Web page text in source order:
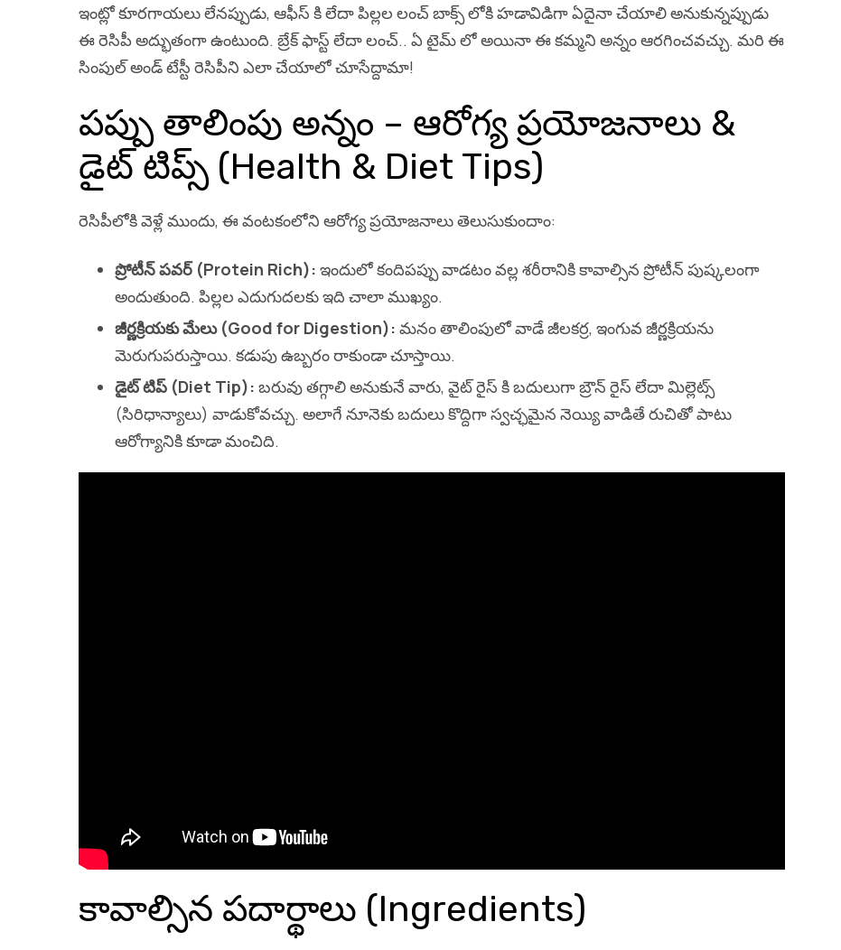
ఇంట్లో కూరగాయలు లేనప్పుడు, ఆఫీస్ కి లేదా పిల్లల లంచ్ బాక్స్ లోకి హడావిడిగా ఏదైనా చేయాలి అనుకున్నప్పుడు
ఈ రెసిపీ అద్భుతంగా ఉంటుంది. బ్రేక్ ఫాస్ట్ లేదా లంచ్.. ఏ టైమ్ లో అయినా ఈ కమ్మని అన్నం ఆరగించవచ్చు. మరి ఈ
సింపుల్ అండ్ టేస్టీ రెసిపీని ఎలా చేయాలో చూసేద్దామా!
పప్పు తాలింపు అన్నం – ఆరోగ్య ప్రయోజనాలు &
డైట్ టిప్స్ (Health & Diet Tips)
రెసిపీలోకి వెళ్లే ముందు, ఈ వంటకంలోని ఆరోగ్య ప్రయోజనాలు తెలుసుకుందాం:
ప్రోటీన్ పవర్ (Protein Rich): ఇందులో కందిపప్పు వాడటం వల్ల శరీరానికి కావాల్సిన ప్రోటీన్ పుష్కలంగా
అందుతుంది. పిల్లల ఎదుగుదలకు ఇది చాలా ముఖ్యం.
జీర్ణక్రియకు మేలు (Good for Digestion): మనం తాలింపులో వాడే జీలకర్ర, ఇంగువ జీర్ణక్రియను
మెరుగుపరుస్తాయి. కడుపు ఉబ్బరం రాకుండా చూస్తాయి.
డైట్ టిప్ (Diet Tip): బరువు తగ్గాలి అనుకునే వారు, వైట్ రైస్ కి బదులుగా బ్రౌన్ రైస్ లేదా మిల్లెట్స్
(సిరిధాన్యాలు) వాడుకోవచ్చు. అలాగే నూనెకు బదులు కొద్దిగా స్వచ్ఛమైన నెయ్యి వాడితే రుచితో పాటు
ఆరోగ్యానికి కూడా మంచిది.
కావాల్సిన పదార్థాలు (Ingredients)